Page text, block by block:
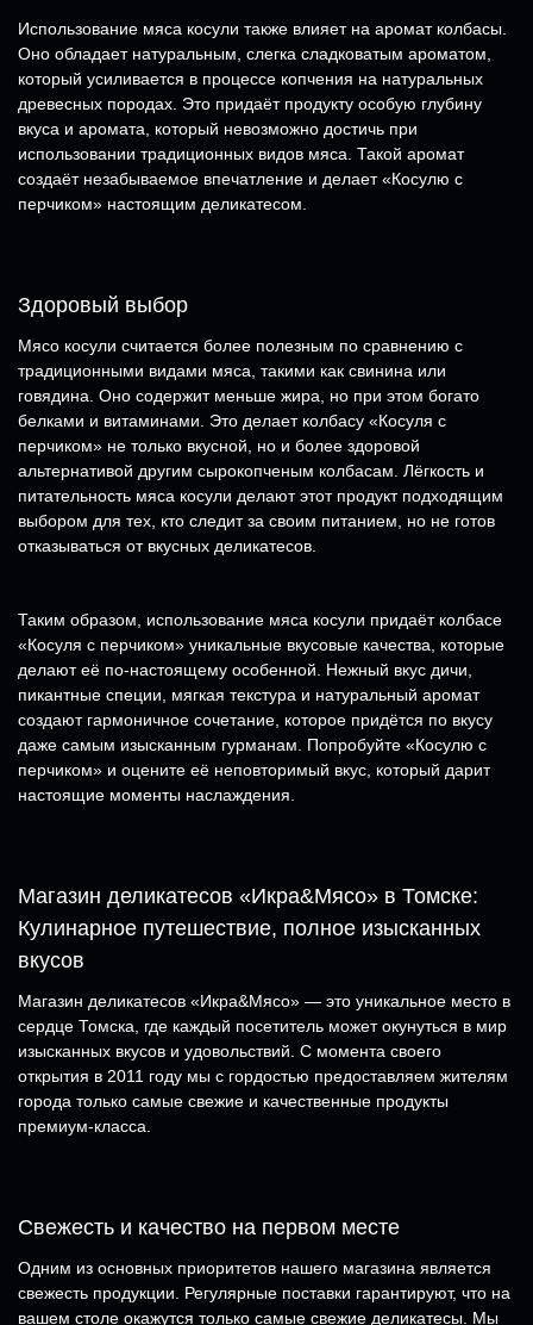
Использование мяса косули также влияет на аромат колбасы.
Оно обладает натуральным, слегка сладковатым ароматом,
который усиливается в процессе копчения на натуральных
древесных породах. Это придаёт продукту особую глубину
вкуса и аромата, который невозможно достичь при
использовании традиционных видов мяса. Такой аромат
создаёт незабываемое впечатление и делает «Косулю с
перчиком» настоящим деликатесом.
Здоровый выбор
Мясо косули считается более полезным по сравнению с
традиционными видами мяса, такими как свинина или
говядина. Оно содержит меньше жира, но при этом богато
белками и витаминами. Это делает колбасу «Косуля с
перчиком» не только вкусной, но и более здоровой
альтернативой другим сырокопченым колбасам. Лёгкость и
питательность мяса косули делают этот продукт подходящим
выбором для тех, кто следит за своим питанием, но не готов
отказываться от вкусных деликатесов.
Таким образом, использование мяса косули придаёт колбасе
«Косуля с перчиком» уникальные вкусовые качества, которые
делают её по-настоящему особенной. Нежный вкус дичи,
пикантные специи, мягкая текстура и натуральный аромат
создают гармоничное сочетание, которое придётся по вкусу
даже самым изысканным гурманам. Попробуйте «Косулю с
перчиком» и оцените её неповторимый вкус, который дарит
настоящие моменты наслаждения.
Магазин деликатесов «Икра&Мясо» в Томске:
Кулинарное путешествие, полное изысканных
вкусов
Магазин деликатесов «Икра&Мясо» — это уникальное место в
сердце Томска, где каждый посетитель может окунуться в мир
изысканных вкусов и удовольствий. С момента своего
открытия в 2011 году мы с гордостью предоставляем жителям
города только самые свежие и качественные продукты
премиум-класса.
Свежесть и качество на первом месте
Одним из основных приоритетов нашего магазина является
свежесть продукции. Регулярные поставки гарантируют, что на
вашем столе окажутся только самые свежие деликатесы. Мы